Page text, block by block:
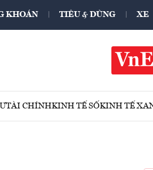
KHOÁN TIÊU & DÙNG XE
TÀI CHÍNHKINH TẾ SỐKINH TẾ